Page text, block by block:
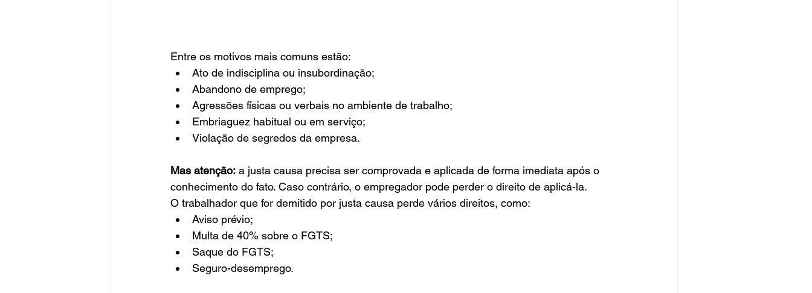
Entre os motivos mais comuns estão:
Ato de indisciplina ou insubordinação;
Abandono de emprego;
Agressões físicas ou verbais no ambiente de trabalho;
Embriaguez habitual ou em serviço;
Violação de segredos da empresa.
Mas atenção: a justa causa precisa ser comprovada e aplicada de forma imediata após o
conhecimento do fato. Caso contrário, o empregador pode perder o direito de aplicá-la.
O trabalhador que for demitido por justa causa perde vários direitos, como:
Aviso prévio;
Multa de 40% sobre o FGTS;
Saque do FGTS;
Seguro-desemprego.